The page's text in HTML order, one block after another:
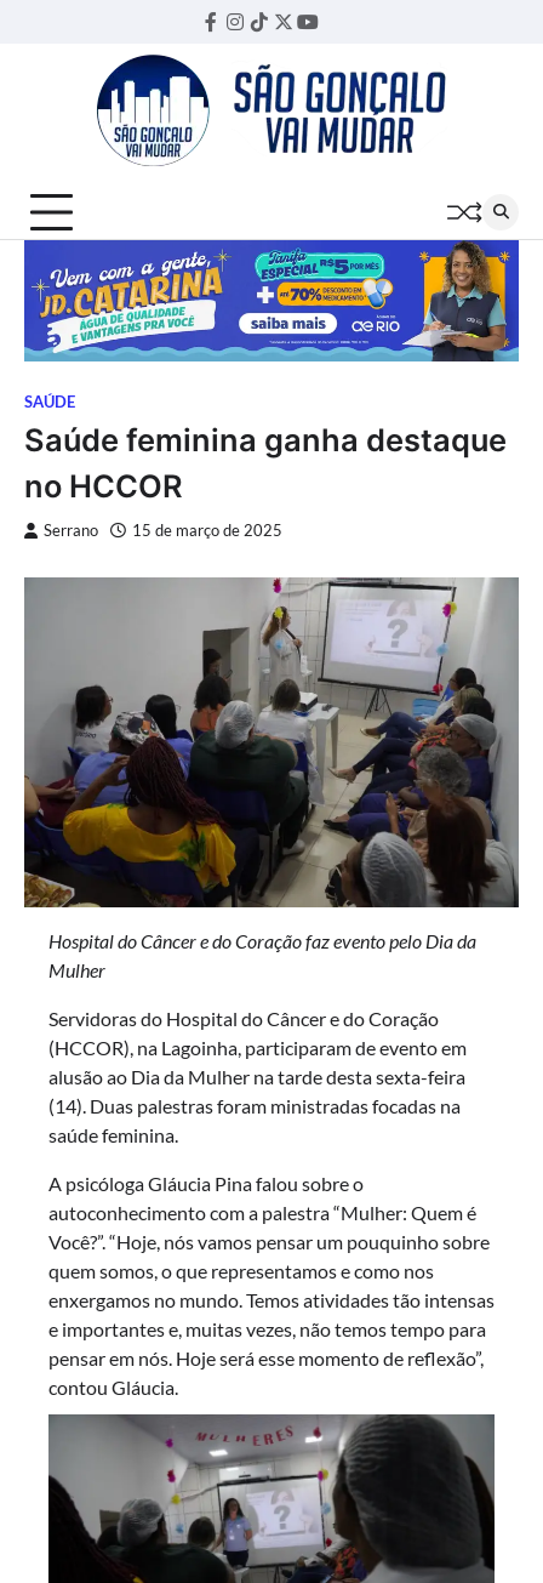
Facebook
Instagram
TikTok
TwitterYouTube
SAÚDE
Saúde feminina ganha destaque
no HCCOR
Serrano 15 de março de 2025
Hospital do Câncer e do Coração faz evento pelo Dia da
Mulher
Servidoras do Hospital do Câncer e do Coração
(HCCOR), na Lagoinha, participaram de evento em
alusão ao Dia da Mulher na tarde desta sexta-feira
(14). Duas palestras foram ministradas focadas na
saúde feminina.
A psicóloga Gláucia Pina falou sobre o
autoconhecimento com a palestra “Mulher: Quem é
Você?”. “Hoje, nós vamos pensar um pouquinho sobre
quem somos, o que representamos e como nos
enxergamos no mundo. Temos atividades tão intensas
e importantes e, muitas vezes, não temos tempo para
pensar em nós. Hoje será esse momento de reflexão”,
contou Gláucia.